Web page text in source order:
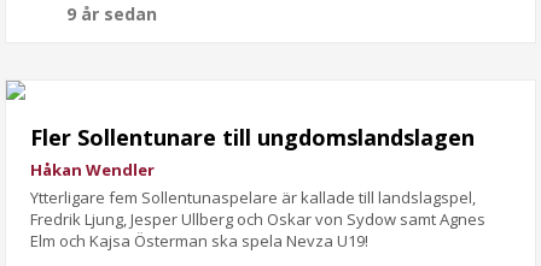
9 år sedan
Fler Sollentunare till ungdomslandslagen
Håkan Wendler
Ytterligare fem Sollentunaspelare är kallade till landslagspel,
Fredrik Ljung, Jesper Ullberg och Oskar von Sydow samt Agnes
Elm och Kajsa Österman ska spela Nevza U19!